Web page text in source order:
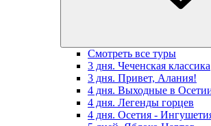
Смотреть все туры
3 дня. Чеченская классика
3 дня. Привет, Алания!
4 дня. Выходные в
4 дня. Легенды горцев
4 дня. Осетия -